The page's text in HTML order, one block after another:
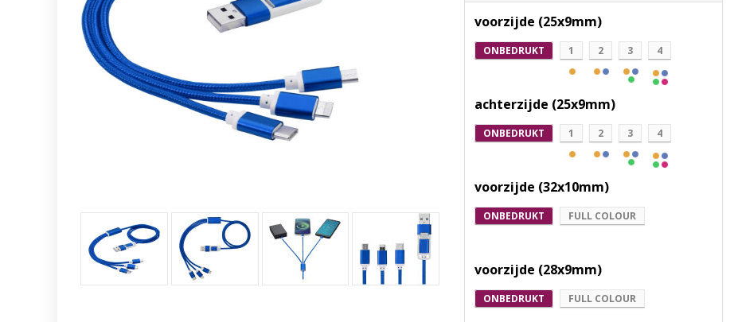
voorzijde (25x9mm)
ONBEDRUKT 1 2 3 4
achterzijde (25x9mm)
ONBEDRUKT 1 2 3 4
voorzijde (32x10mm)
ONBEDRUKT FULL COLOUR
voorzijde (28x9mm)
ONBEDRUKT FULL COLOUR